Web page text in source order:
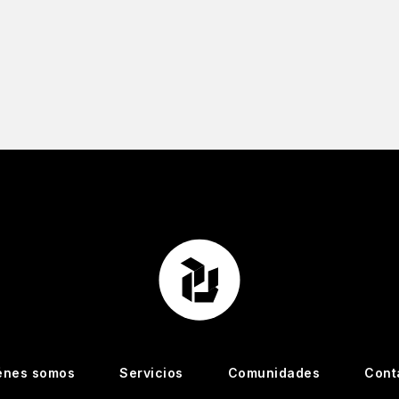
somos Servicios Comunidades